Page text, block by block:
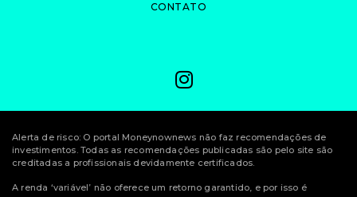
CONTATO
Alerta de risco: O portal Moneynownews não faz recomendações de
investimentos. Todas as recomendações publicadas são pelo site são
creditadas a profissionais devidamente certificados.
A renda ‘variável’ não oferece um retorno garantido, e por isso é